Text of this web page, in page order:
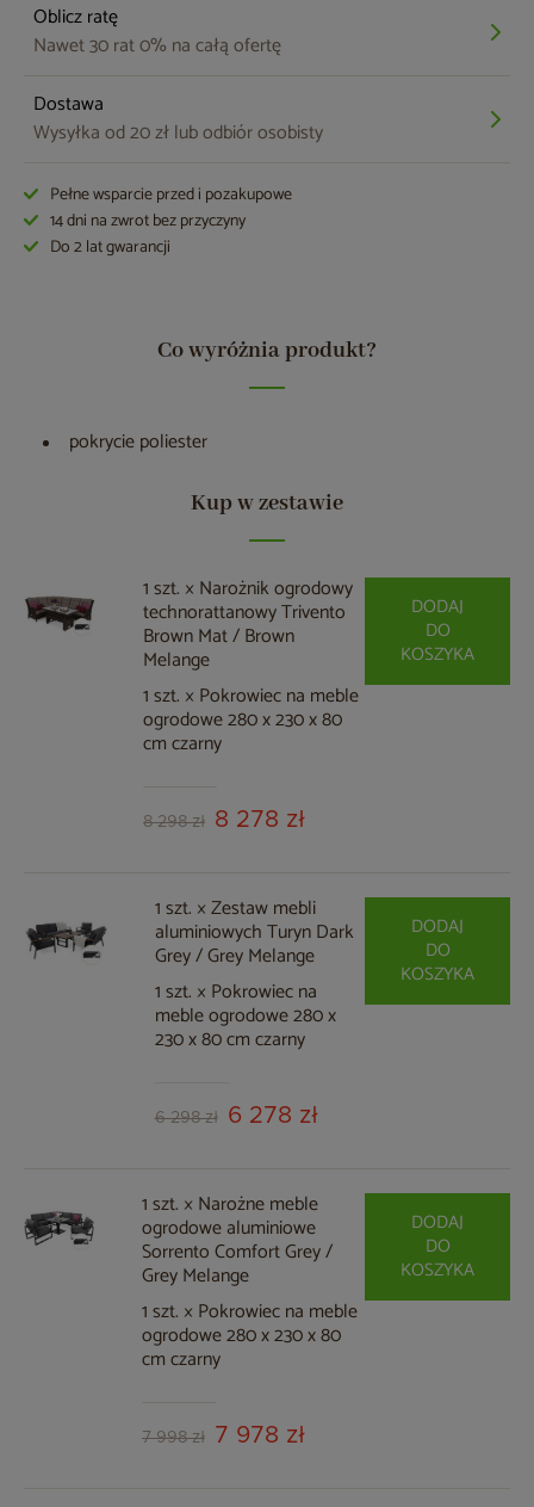
Oblicz ratę
Nawet 30 rat 0% na całą ofertę
Dostawa
Wysyłka od 20 zł lub odbiór osobisty
Pełne wsparcie przed i pozakupowe
14 dni na zwrot bez przyczyny
Do 2 lat gwarancji
Co wyróżnia produkt?
pokrycie poliester
Kup w zestawie
1 szt. × Narożnik ogrodowy
technorattanowy Trivento
Brown Mat / Brown
Melange
1 szt. × Pokrowiec na meble
ogrodowe 280 x 230 x 80
cm czarny
8 298 zł 8 278 zł
DODAJ
DO
KOSZYKA
1 szt. × Zestaw mebli
aluminiowych Turyn Dark
Grey / Grey Melange
1 szt. × Pokrowiec na
meble ogrodowe 280 x
230 x 80 cm czarny
6 298 zł 6 278 zł
DODAJ
DO
KOSZYKA
1 szt. × Narożne meble
ogrodowe aluminiowe
Sorrento Comfort Grey /
Grey Melange
1 szt. × Pokrowiec na meble
ogrodowe 280 x 230 x 80
cm czarny
7 998 zł 7 978 zł
DODAJ
DO
KOSZYKA